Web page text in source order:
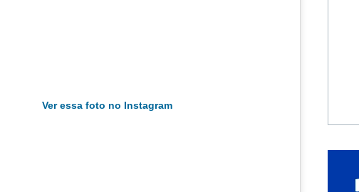
Ver essa foto no Instagram